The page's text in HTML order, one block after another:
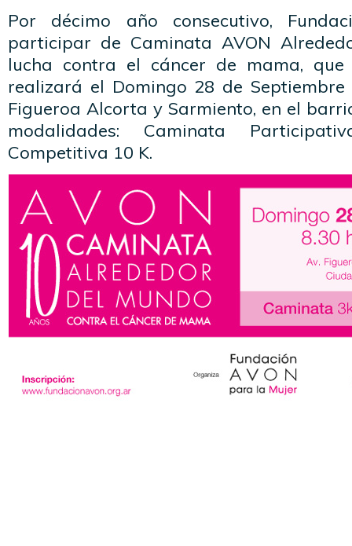
Por décimo año consecutivo,
participar de Caminata AVON
lucha contra el cáncer de mama, que
realizará el Domingo 28 de
Figueroa Alcorta y Sarmiento, en el
modalidades: Caminata
Competitiva 10 K.